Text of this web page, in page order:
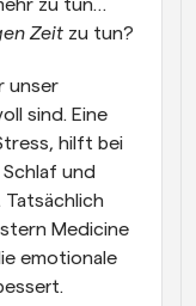
zu tun…
Zeit zu tun?
unser
sind. Eine
hilft bei
und
Medicine
emotionale